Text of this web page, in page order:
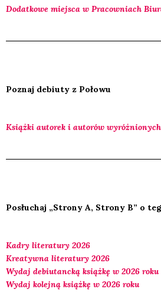
Dodat­ko­we miej­sca w Pra­cow­niach
Poznaj debiu­ty z Poło­wu
Książ­ki auto­rek i auto­rów wyróż­nio­nych
Posłu­chaj „Stro­ny A, Stro­ny B” o
Kadry lite­ra­tu­ry 2026
Kre­atyw­na lite­ra­tu­ry 2026
Wydaj debiu­tanc­ką książ­kę w 2026 roku
Wydaj kolej­ną książ­kę w 2026 roku